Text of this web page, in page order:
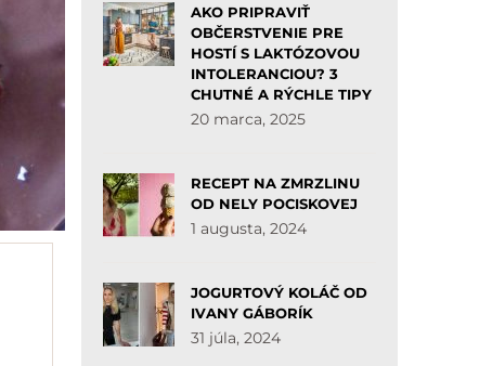
AKO PRIPRAVIŤ
OBČERSTVENIE PRE
HOSTÍ S LAKTÓZOVOU
INTOLERANCIOU? 3
CHUTNÉ A RÝCHLE TIPY
20 marca, 2025
RECEPT NA ZMRZLINU
OD NELY POCISKOVEJ
1 augusta, 2024
JOGURTOVÝ KOLÁČ OD
IVANY GÁBORÍK
31 júla, 2024